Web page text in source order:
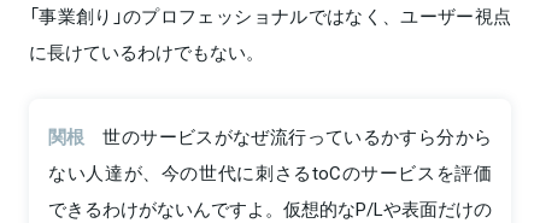
「事業創り」のプロフェッショナルではなく、ユーザー視点
に長けているわけでもない。
関根
世のサービスがなぜ流行っているかすら分から
ない人達が、今の世代に刺さるtoCのサービスを評価
できるわけがないんですよ。仮想的なP/Lや表面だけの